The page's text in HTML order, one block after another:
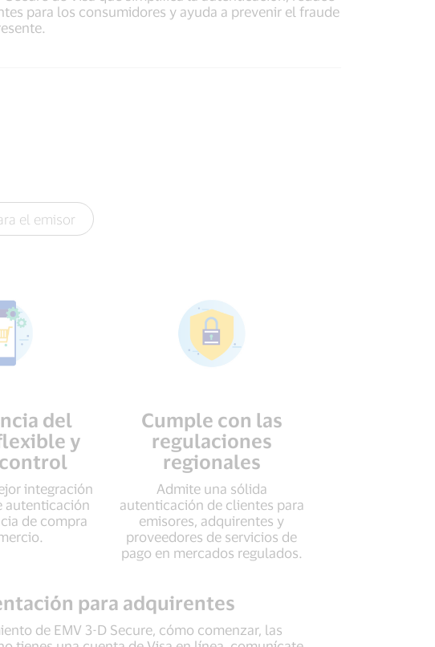
para los consumidores y ayuda a prevenir el fraude
el emisor
del
y
integración
autenticación
de compra
Cumple con las
regulaciones
regionales
Admite una sólida
autenticación de clientes para
emisores, adquirentes y
proveedores de servicios de
pago en mercados regulados.
para adquirentes
de EMV 3-D Secure, cómo comenzar, las